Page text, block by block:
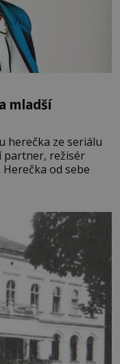
mladší
herečka ze seriálu
partner, režisér